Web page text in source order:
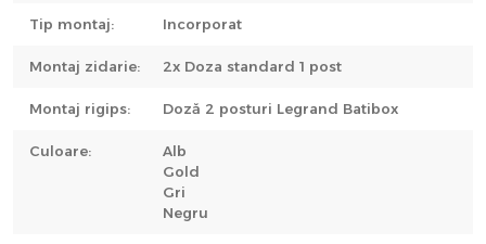
Tip montaj: Incorporat
Montaj zidarie: 2x Doza standard 1 post
Montaj rigips: Doză 2 posturi Legrand Batibox
Culoare:
Alb
Gold
Gri
Negru